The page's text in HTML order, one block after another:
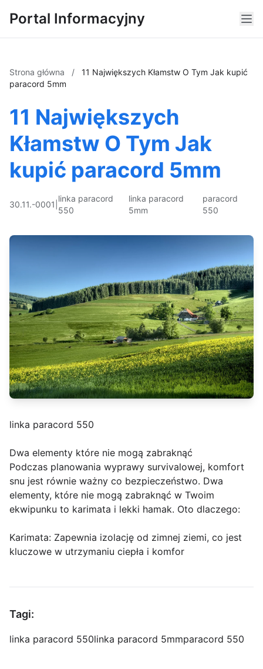
Portal Informacyjny
Strona główna /
11 Największych Kłamstw O Tym Jak kupić
paracord 5mm
11 Największych
Kłamstw O Tym Jak
kupić paracord 5mm
30.11.-0001
linka paracord
550
linka paracord
5mm
paracord
550
linka paracord 550
Dwa elementy które nie mogą zabraknąć
Podczas planowania wyprawy survivalowej, komfort
snu jest równie ważny co bezpieczeństwo. Dwa
elementy, które nie mogą zabraknąć w Twoim
ekwipunku to karimata i lekki hamak. Oto dlaczego:
Karimata: Zapewnia izolację od zimnej ziemi, co jest
kluczowe w utrzymaniu ciepła i komfor
Tagi:
linka paracord 550linka paracord 5mmparacord 550